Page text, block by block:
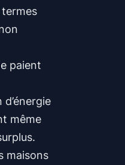
paient
même
maisons